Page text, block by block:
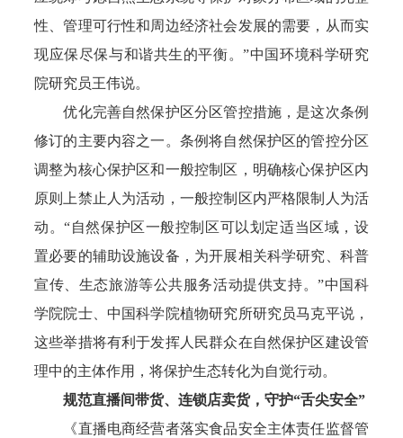
性、管理可行性和周边经济社会发展的需要，从而实
现应保尽保与和谐共生的平衡。”中国环境科学研究
院研究员王伟说。
优化完善自然保护区分区管控措施，是这次条例
修订的主要内容之一。条例将自然保护区的管控分区
调整为核心保护区和一般控制区，明确核心保护区内
原则上禁止人为活动，一般控制区内严格限制人为活
动。“自然保护区一般控制区可以划定适当区域，设
置必要的辅助设施设备，为开展相关科学研究、科普
宣传、生态旅游等公共服务活动提供支持。”中国科
学院院士、中国科学院植物研究所研究员马克平说，
这些举措将有利于发挥人民群众在自然保护区建设管
理中的主体作用，将保护生态转化为自觉行动。
规范直播间带货、连锁店卖货，守护“舌尖安全”
《直播电商经营者落实食品安全主体责任监督管